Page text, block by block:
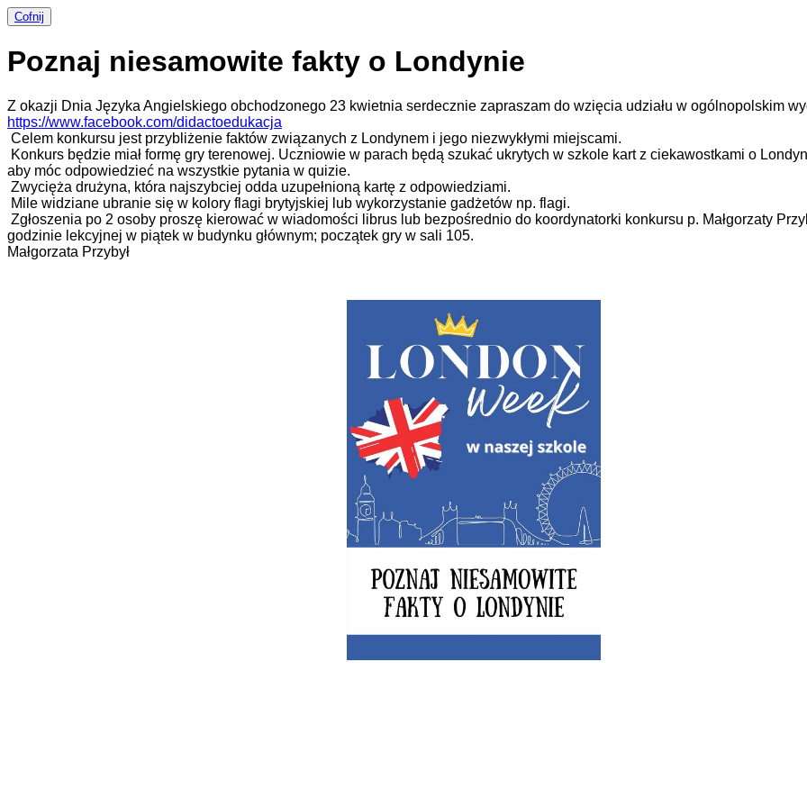
Cofnij
Poznaj niesamowite fakty o Londynie
Z okazji Dnia Języka Angielskiego obchodzonego 23 kwietnia serdecznie zapraszam do wzięcia udziału w ogólnopolskim
https://www.facebook.com/didactoedukacja
Celem konkursu jest przybliżenie faktów związanych z Londynem i jego niezwykłymi miejscami.
Konkurs będzie miał formę gry terenowej. Uczniowie w parach będą szukać ukrytych w szkole kart z ciekawostkami o
aby móc odpowiedzieć na wszystkie pytania w quizie.
Zwycięża drużyna, która najszybciej odda uzupełnioną kartę z odpowiedziami.
Mile widziane ubranie się w kolory flagi brytyjskiej lub wykorzystanie gadżetów np. flagi.
Zgłoszenia po 2 osoby proszę kierować w wiadomości librus lub bezpośrednio do koordynatorki konkursu p. Małgorzaty
godzinie lekcyjnej w piątek w budynku głównym; początek gry w sali 105.
Małgorzata Przybył